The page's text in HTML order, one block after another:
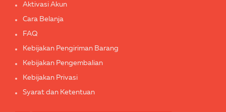
Aktivasi Akun
Cara Belanja
FAQ
Kebijakan Pengiriman Barang
Kebijakan Pengembalian
Kebijakan Privasi
Syarat dan Ketentuan